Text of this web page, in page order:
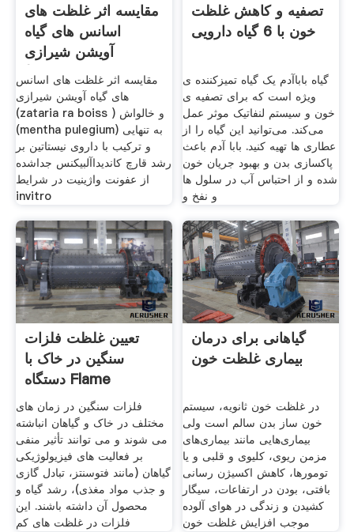
مقایسه اثر غلظت های
اسانس های گیاه
آویشن شیرازی
(zataria
مقایسه اثر غلظت های اسانس
های گیاه آویشن شیرازی
(zataria ra boiss ) و خالواش
(mentha pulegium) به تنهایی
و ترکیب با داروی نیستاتین بر
رشد قارچ کاندیداآلبیکنس جداشده
از عفونت واژینیت در شرایط
invitro
تصفیه و کاهش غلظت
خون با 6 گیاه دارویی
گیاه باباآدم یک گیاه تمیزکننده ی
ویژه است که برای تصفیه ی
خون و سیستم لنفاتیک موثر عمل
می‌کند. می‌توانید این گیاه را از
عطاری ها تهیه کنید. بابا آدم باعث
پاکسازی بدن و بهبود جریان خون
شده و از احتباس آب در سلول ها
و نفخ و
تعیین غلظت فلزات
سنگین در خاک با
دستگاه Flame
Atomic
فلزات سنگین در زمان های
مختلف در خاک و گیاهان انباشته
می شوند و می توانند تأثیر منفی
بر فعالیت های فیزیولوژیکی
گیاهان (مانند فتوسنتز، تبادل گازی
و جذب مواد مغذی)، رشد گیاه و
محصول آن داشته باشند. این
فلزات در غلظت های کم
گیاهانی برای درمان
بیماری غلظت خون
در غلظت خون ثانويه، سيستم
خون ساز بدن سالم است ولی
بيماری‌هايی مانند بيماری‌های
مزمن ريوی، كليوی و قلبی و یا
تومورها، کاهش اکسیژن رسانی
بافتی، بودن در ارتفاعات، سیگار
کشیدن و زندگی در هوای آلوده
موجب افزایش غلظت خون